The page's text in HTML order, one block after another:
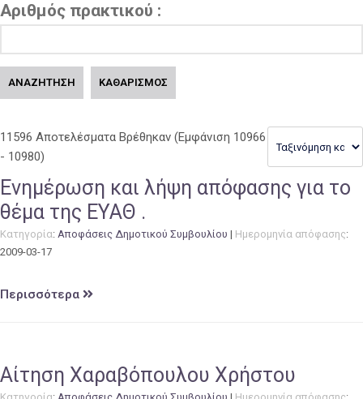
Αριθμός πρακτικού :
ΑΝΑΖΗΤΗΣΗ ΚΑΘΑΡΙΣΜΟΣ
11596 Αποτελέσματα Βρέθηκαν (Εμφάνιση 10966
- 10980)
Ενημέρωση και λήψη απόφασης για το
θέμα της ΕΥΑΘ .
Κατηγορία: Αποφάσεις Δημοτικού Συμβουλίου | Ημερομηνία απόφασης:
2009-03-17
Περισσότερα
Αίτηση Χαραβόπουλου Χρήστου